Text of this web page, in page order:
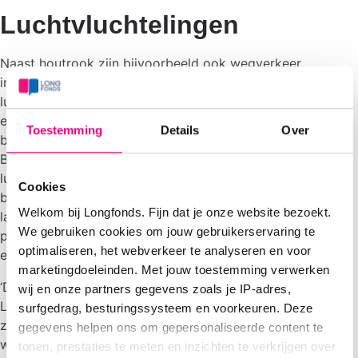
Toestemming Details Over
Cookies
Welkom bij Longfonds. Fijn dat je onze website bezoekt.
We gebruiken cookies om jouw gebruikerservaring te
optimaliseren, het webverkeer te analyseren en voor
marketingdoeleinden. Met jouw toestemming verwerken
wij en onze partners gegevens zoals je IP-adres,
surfgedrag, besturingssysteem en voorkeuren. Deze
gegevens helpen ons om gepersonaliseerde content te
tonen, prestaties te meten en inzichten te verkrijgen over
Luchtvluchtelingen
Naast houtrook zijn bijvoorbeeld ook wegverkeer,
industrie en intensieve veehouderij veroorzakers van
luchtvervuiling. Maar liefst een kwart van alle mensen met
een longziekte heeft wekelijks last van luchtvervuiling,
blijkt uit cijfers van onderzoeksinstituut Nivel ( factsheet
Bij twee op de drie mensen met een longziekte leidt
luchtvervuiling tot gezondheidsklachten zoals
benauwdheid, hoesten, geprikkelde slijmvliezen of een
lagere longfunctie. Eén op de acht longpatiënten (12
procent) overweegt vanwege slechte luchtkwaliteit wel
eens te verhuizen.
‘Dit is echt zorgelijk’, zegt directeur Michael Rutgers van
Longfonds. ‘Het gaat hier om tienduizenden mensen die
zoveel last hebben van luchtvervuiling dat ze zouden
willen verhuizen naar gezonde lucht. We hebben dus te